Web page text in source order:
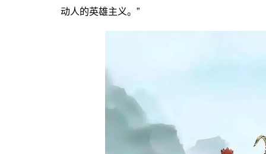
动人的英雄主义。”